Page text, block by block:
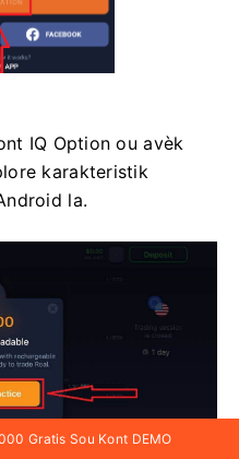
IQ Option ou avèk
karakteristik
la.
Gratis Sou Kont DEMO